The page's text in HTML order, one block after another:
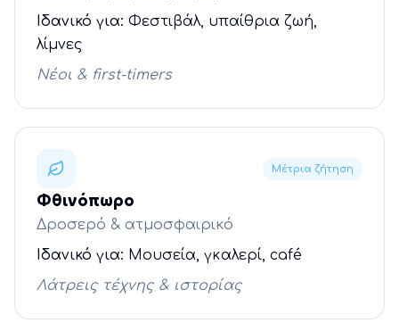
Ιδανικό για: Φεστιβάλ, υπαίθρια ζωή,
λίμνες
Νέοι & first-timers
Μέτρια ζήτηση
Φθινόπωρο
Δροσερό & ατμοσφαιρικό
Ιδανικό για: Μουσεία, γκαλερί, café
Λάτρεις τέχνης & ιστορίας